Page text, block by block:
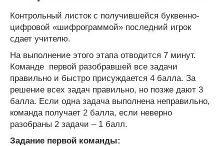
Контрольный листок с получившейся буквенно-
цифровой «шифрограммой» последний игрок
сдает учителю.
На выполнение этого этапа отводится 7 минут.
Команде первой разобравшей все задачи
правильно и быстро присуждается 4 балла. За
решение всех задач правильно, но позже дают 3
балла. Если одна задача выполнена неправильно,
команда получает 2 балла, если неверно
разобраны 2 задачи – 1 балл.
Задание первой команды: